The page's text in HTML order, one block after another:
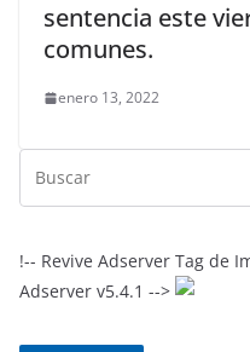
sentencia este
comunes.
enero 13, 2022
!-- Revive Adserver Tag de
Adserver v5.4.1 -->